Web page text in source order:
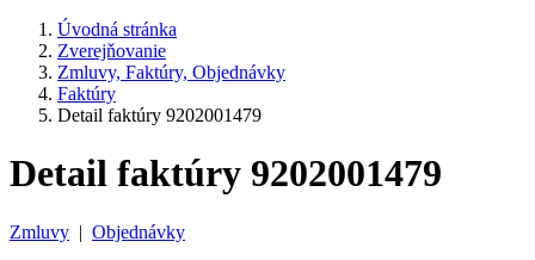
Úvodná stránka
Zverejňovanie
Zmluvy, Faktúry, Objednávky
Faktúry
Detail faktúry 9202001479
Detail faktúry 9202001479
Zmluvy | Objednávky